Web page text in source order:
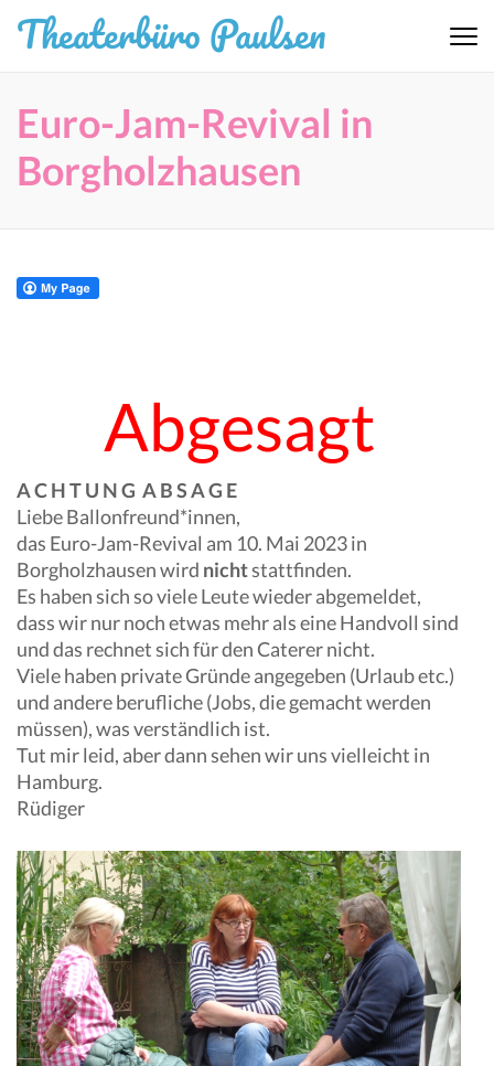
Inhalt
drücken)
Theaterbüro Paulsen
Euro-Jam-Revival in
Borgholzhausen
Abgesagt
A C H T U N G A B S A G E
Liebe Ballonfreund*innen,
das Euro-Jam-Revival am 10. Mai 2023 in
Borgholzhausen wird nichtstattfinden.
Es haben sich so viele Leute wieder abgemeldet,
dass wir nur noch etwas mehr als eine Handvoll sind
und das rechnet sich für den Caterer nicht.
Viele haben private Gründe angegeben (Urlaub etc.)
und andere berufliche (Jobs, die gemacht werden
müssen), was verständlich ist.
Tut mir leid, aber dann sehen wir uns vielleicht in
Hamburg.
Rüdiger